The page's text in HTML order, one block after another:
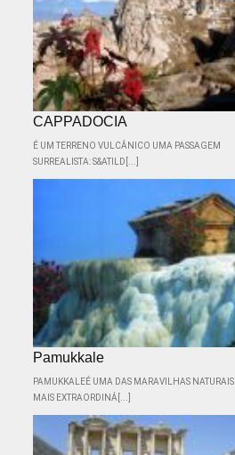
CAPPADOCIA
É UM TERRENO VULCÂNICO UMA PASSAGEM
SURREALISTA: S&ATILD[...]
Pamukkale
PAMUKKALEÉ UMA DAS MARAVILHAS NATURAIS
MAIS EXTRAORDINÁ[...]